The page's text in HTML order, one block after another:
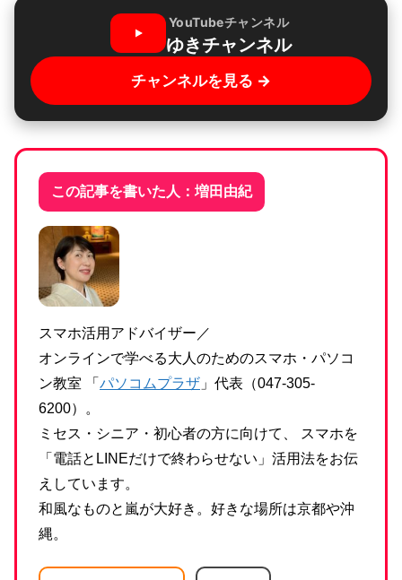
YouTubeチャンネル
ゆきチャンネル
チャンネルを見る →
この記事を書いた人：増田由紀
スマホ活用アドバイザー／
オンラインで学べる大人のためのスマホ・パソコ
ン教室 「 パソコムプラザ 」代表（047-305-
6200）。
ミセス・シニア・初心者の方に向けて、 スマホを
「電話とLINEだけで終わらせない」活用法をお伝
えしています。
和風なものと嵐が大好き。好きな場所は京都や沖
縄。